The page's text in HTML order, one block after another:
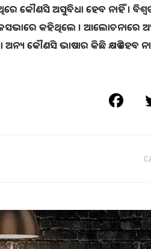
କୌଣସି ଅସୁବିଧା ହେବ ନାହିଁ ।
କହିଥିଲେ । ଆଲୋଚନାରେ ଅଂଶ
କୌଣସି ଭାଷାର କିଛି କ୍ଷତି ହେବ